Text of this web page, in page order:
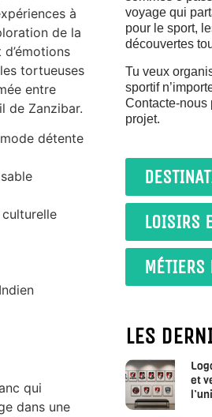
à
de la
tortueuses
entre
de Zanzibar.
détente
culturelle
qui
dans une
voyage qui
pour le sport,
découvertes
Tu veux
sportif
Contacte-nous
projet.
LOISIRS
MÉTIERS
LES
et